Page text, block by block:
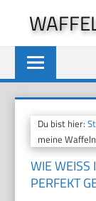
springen
Du bist hier:
meine
WIE WEISS
ERFEKT